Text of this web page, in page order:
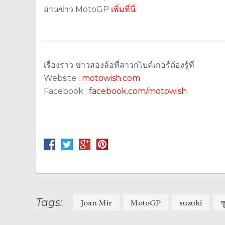
อ่านข่าว MotoGP เพิ่มที่นี่
เรื่องราว ข่าวสองล้อที่สาวกไบค์เกอร์ต้องรู้ที่
Website : motowish.com
Facebook : facebook.com/motowish
Tags: Joan Mir MotoGP suzuki